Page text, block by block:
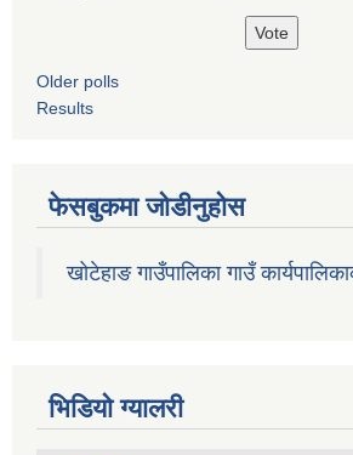
Older polls
Results
फेसबुकमा जोडीनुहोस
खोटेहाङ गाउँपालिका गाउँ
भिडियाे ग्यालरी